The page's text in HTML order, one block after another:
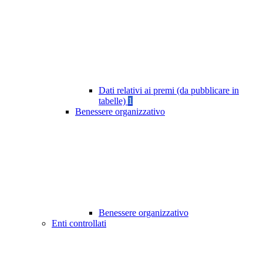
Dati relativi ai premi (da pubblicare in
tabelle) 1
Benessere organizzativo
Benessere organizzativo
Enti controllati